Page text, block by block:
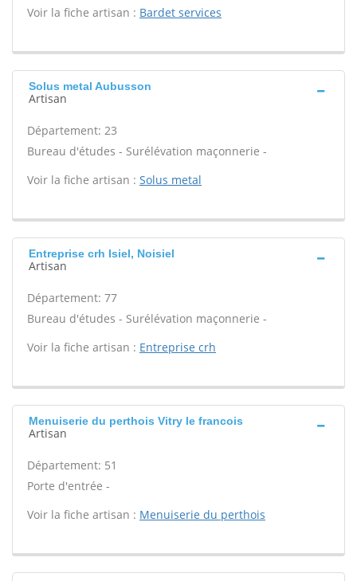
Voir la fiche artisan : Bardet services
Solus metal Aubusson
Artisan
Département: 23
Bureau d'études - Surélévation maçonnerie -
Voir la fiche artisan : Solus metal
Entreprise crh Isiel, Noisiel
Artisan
Département: 77
Bureau d'études - Surélévation maçonnerie -
Voir la fiche artisan : Entreprise crh
Menuiserie du perthois Vitry le francois
Artisan
Département: 51
Porte d'entrée -
Voir la fiche artisan : Menuiserie du perthois